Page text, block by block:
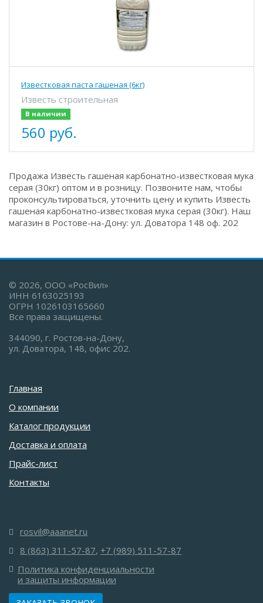
Известковая паста гашеная (6кг)
Известь строительная
В наличии
560 руб.
Продажа Известь гашеная карбонатно-известковая мука
серая (30кг) оптом и в розницу. Позвоните нам, чтобы
проконсультироваться, уточнить цену и купить Известь
гашеная карбонатно-известковая мука серая (30кг). Наш
магазин в Ростове-на-Дону: ул. Доватора 148 оф. 202
© 2026, ООО «РосВил»
ИНН 6163025193
ОГРН 1026103165660
Все права защищены.
344090, г. Ростов-на-Дону,
ул. Доватора, 148, офис 202.
Главная
О компании
Каталог продукции
Доставка и оплата
Прайс-лист
Контакты
rosvil@aaanet.ru
8 (863) 311-57-87, +7 (989) 511-57-87
Политика конфиденциальности
и защиты информации